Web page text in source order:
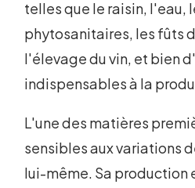
telles que le raisin, l'eau,
phytosanitaires, les fûts
l'élevage du vin, et bien
indispensables à la
L'une des matières
sensibles aux variations
lui-même. Sa production